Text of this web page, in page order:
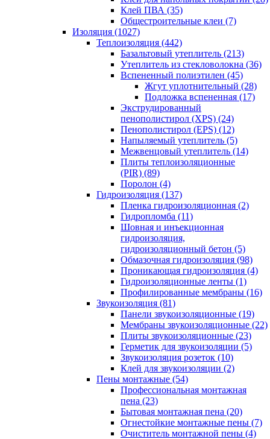
Клей ПВА (35)
Общестроительные клеи (7)
Изоляция (1027)
Теплоизоляция (442)
Базальтовый утеплитель (213)
Утеплитель из стекловолокна (36)
Вспененный полиэтилен (45)
Жгут уплотнительный (28)
Подложка вспененная (17)
Экструдированный
пенополистирол (XPS) (24)
Пенополистирол (EPS) (12)
Напыляемый утеплитель (5)
Межвенцовый утеплитель (14)
Плиты теплоизоляционные
(PIR) (89)
Поролон (4)
Гидроизоляция (137)
Пленка гидроизоляционная (2)
Гидропломба (11)
Шовная и инъекционная
гидроизоляция,
гидроизоляционный бетон (5)
Обмазочная гидроизоляция (98)
Проникающая гидроизоляция (4)
Гидроизоляционные ленты (1)
Профилированные мембраны (16)
Звукоизоляция (81)
Панели звукоизоляционные (19)
Мембраны звукоизоляционные (22)
Плиты звукоизоляционные (23)
Герметик для звукоизоляции (5)
Звукоизоляция розеток (10)
Клей для звукоизоляции (2)
Пены монтажные (54)
Профессиональная монтажная
пена (23)
Бытовая монтажная пена (20)
Огнестойкие монтажные пены (7)
Очиститель монтажной пены (4)